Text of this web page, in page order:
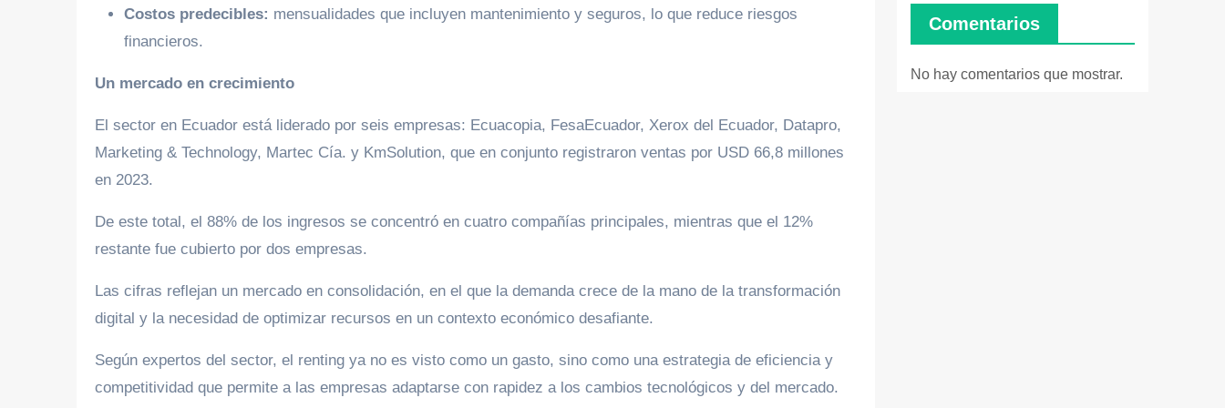
Costos predecibles: mensualidades que incluyen mantenimiento y seguros, lo que reduce riesgos
financieros.
Un mercado en crecimiento
El sector en Ecuador está liderado por seis empresas: Ecuacopia, FesaEcuador, Xerox del Ecuador, Datapro,
Marketing & Technology, Martec Cía. y KmSolution, que en conjunto registraron ventas por USD 66,8 millones
en 2023.
De este total, el 88% de los ingresos se concentró en cuatro compañías principales, mientras que el 12%
restante fue cubierto por dos empresas.
Las cifras reflejan un mercado en consolidación, en el que la demanda crece de la mano de la transformación
digital y la necesidad de optimizar recursos en un contexto económico desafiante.
Según expertos del sector, el renting ya no es visto como un gasto, sino como una estrategia de eficiencia y
competitividad que permite a las empresas adaptarse con rapidez a los cambios tecnológicos y del mercado.
Comentarios
No hay comentarios que mostrar.